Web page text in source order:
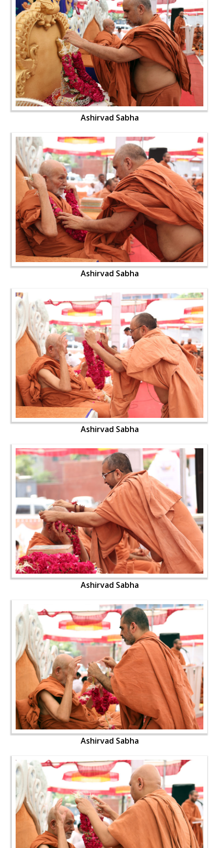
Ashirvad Sabha
Ashirvad Sabha
Ashirvad Sabha
Ashirvad Sabha
Ashirvad Sabha